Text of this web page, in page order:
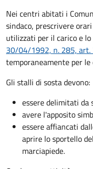
Nei centri abitati i
sindaco, prescrivere
utilizzati per il carico e lo
30/04/1992, n. 285, art.
temporaneamente per le
Gli stalli di sosta devono:
essere delimitati da
avere l'apposito
essere affiancati
aprire lo sportello
marciapiede.